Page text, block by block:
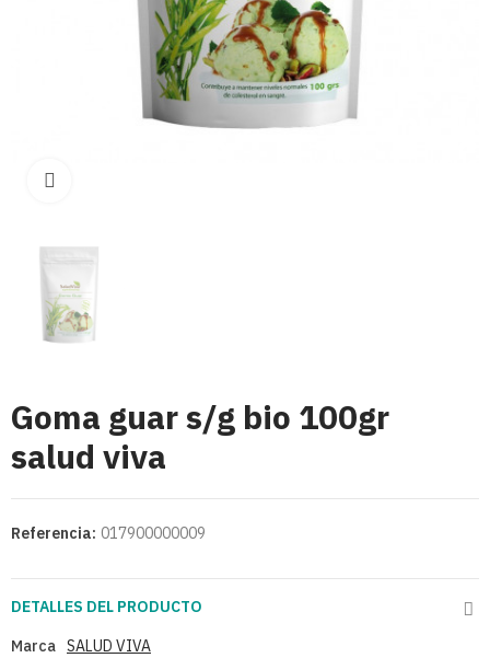
Goma guar s/g bio 100gr
salud viva
Referencia: 017900000009
DETALLES DEL PRODUCTO
Marca SALUD VIVA